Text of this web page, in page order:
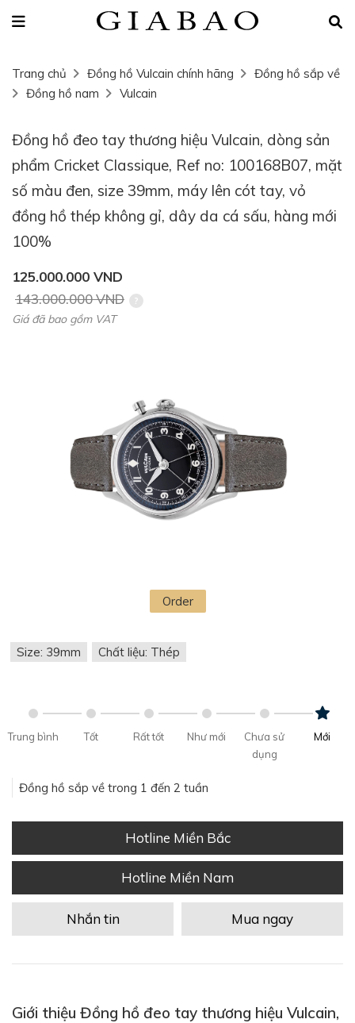
Trang chủ Đồng hồ Vulcain chính hãng
Đồng hồ sắp về
Đồng hồ nam
Vulcain
Đồng hồ đeo tay thương hiệu Vulcain, dòng sản
phẩm Cricket Classique, Ref no: 100168B07, mặt
số màu đen, size 39mm, máy lên cót tay, vỏ
đồng hồ thép không gỉ, dây da cá sấu, hàng mới
100%
125.000.000 VND
143.000.000 VND
Giá đã bao gồm VAT
Order
Size: 39mm Chất liệu: Thép
Trung bình Tốt Rất tốt Như mới
Chưa sử
dụng
Mới
Đồng hồ sắp về trong 1 đến 2 tuần
Hotline Miền Bắc
Hotline Miền Nam
Nhắn tin Mua ngay
Giới thiệu Đồng hồ đeo tay thương hiệu Vulcain,